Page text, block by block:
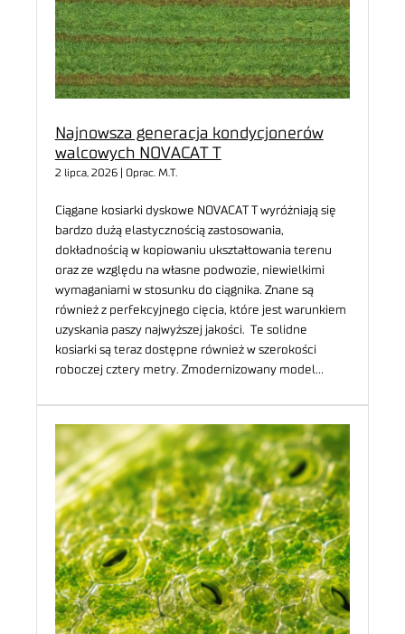
Najnowsza generacja kondycjonerów
walcowych NOVACAT T
2 lipca, 2026 | Oprac. M.T.
Ciągane kosiarki dyskowe NOVACAT T wyróżniają się
bardzo dużą elastycznością zastosowania,
dokładnością w kopiowaniu ukształtowania terenu
oraz ze względu na własne podwozie, niewielkimi
wymaganiami w stosunku do ciągnika. Znane są
również z perfekcyjnego cięcia, które jest warunkiem
uzyskania paszy najwyższej jakości. Te solidne
kosiarki są teraz dostępne również w szerokości
roboczej cztery metry. Zmodernizowany model…